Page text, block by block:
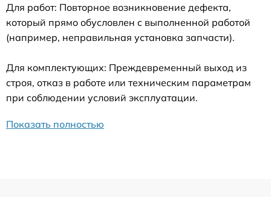
Для работ: Повторное возникновение дефекта,
который прямо обусловлен с выполненной работой
(например, неправильная установка запчасти).
Для комплектующих: Преждевременный выход из
строя, отказ в работе или техническим параметрам
при соблюдении условий эксплуатации.
Показать полностью